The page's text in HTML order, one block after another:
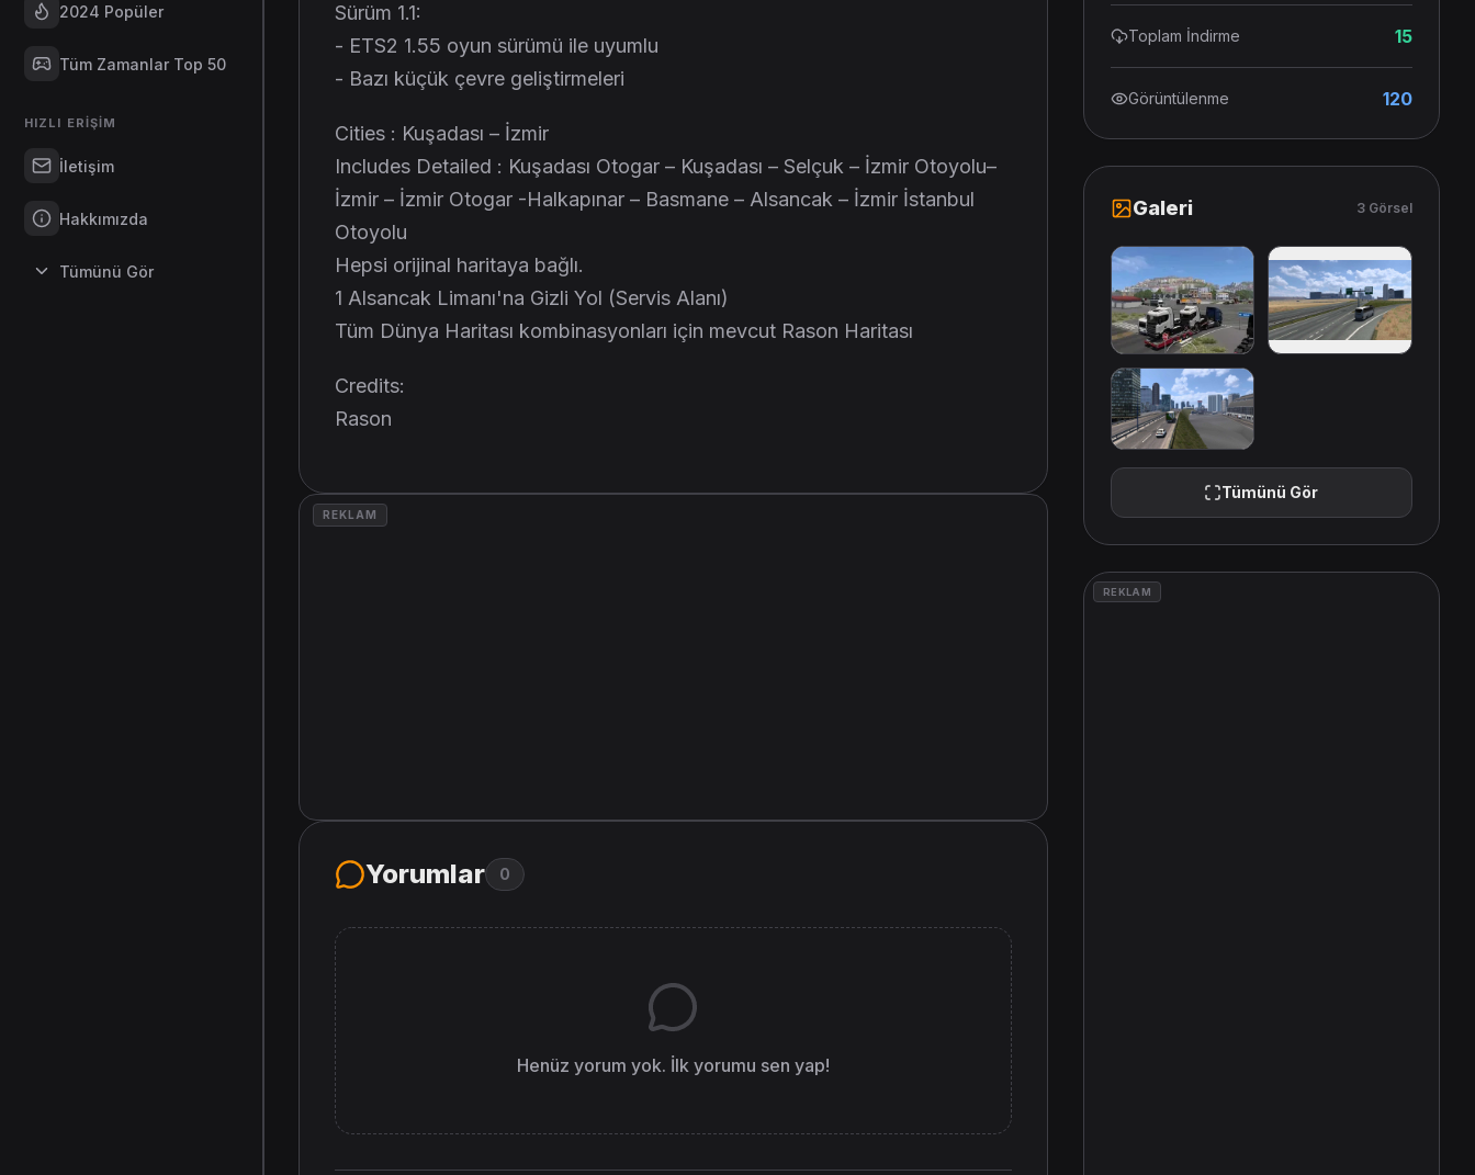
2024 Popüler
Tüm Zamanlar Top 50
HIZLI ERIŞIM
İletişim
Hakkımızda
Tümünü Gör
Sürüm 1.1:
- ETS2 1.55 oyun sürümü ile uyumlu
- Bazı küçük çevre geliştirmeleri
Cities : Kuşadası – İzmir
Includes Detailed : Kuşadası Otogar – Kuşadası – Selçuk – İzmir Otoyolu–
İzmir – İzmir Otogar -Halkapınar – Basmane – Alsancak – İzmir İstanbul
Otoyolu
Hepsi orijinal haritaya bağlı.
1 Alsancak Limanı'na Gizli Yol (Servis Alanı)
Tüm Dünya Haritası kombinasyonları için mevcut Rason Haritası
Credits:
Rason
REKLAM
Yorumlar 0
Henüz yorum yok. İlk yorumu sen yap!
Toplam İndirme 15
Görüntülenme 120
Galeri 3 Görsel
Tümünü Gör
REKLAM